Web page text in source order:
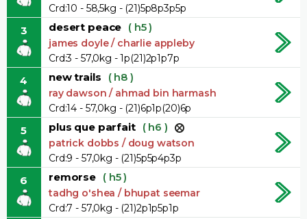
Crd:10 - 58,5kg - (21)5p8p3p5p
3 desert peace ( h5 )
james doyle / charlie appleby
Crd:3 - 57,0kg - 1p(21)2p1p7p
4 new trails ( h8 )
ray dawson / ahmad bin harmash
Crd:14 - 57,0kg - (21)6p1p(20)6p
5 plus que parfait ( h6 )
patrick dobbs / doug watson
Crd:9 - 57,0kg - (21)5p5p4p3p
6 remorse ( h5 )
tadhg o'shea / bhupat seemar
Crd:7 - 57,0kg - (21)2p1p5p1p